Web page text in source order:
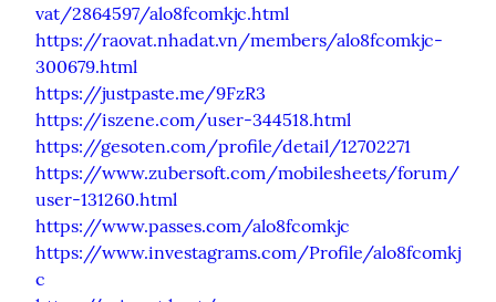
vat/2864597/alo8fcomkjc.html
https://raovat.nhadat.vn/members/alo8fcomkjc-
300679.html
https://justpaste.me/9FzR3
https://iszene.com/user-344518.html
https://gesoten.com/profile/detail/12702271
https://www.zubersoft.com/mobilesheets/forum/
user-131260.html
https://www.passes.com/alo8fcomkjc
https://www.investagrams.com/Profile/alo8fcomkj
c